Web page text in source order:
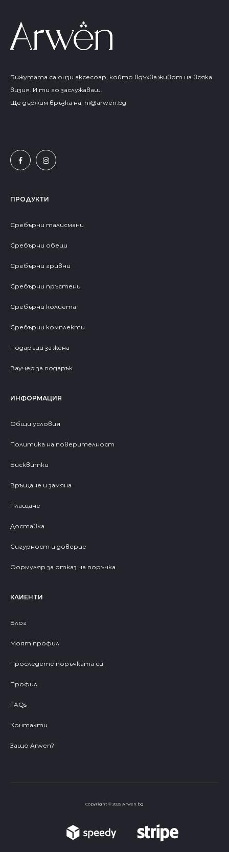
Бижутата са онзи аксесоар, който вдъхва живот на всяка
визия. И ти го заслужаваш.
Ще държим връзка на: hi@arwen.bg
ПРОДУКТИ
Сребърни талисмани
Сребърни обеци
Сребърни гривни
Сребърни пръстени
Сребърни колиета
Сребърни комплекти
Подаръци за жена
Ваучер за подарък
ИНФОРМАЦИЯ
Общи условия
Политика на поверителност
Бисквитки
Връщане и замяна
Плащане
Доставка
Сигурност и доверие
Формуляр за отказ на поръчка
КЛИЕНТИ
Блог
Моят профил
Проследете поръчката си
Профил
FAQs
Контакти
Защо Arwen?
Copyright © 2025 Arwen.bg